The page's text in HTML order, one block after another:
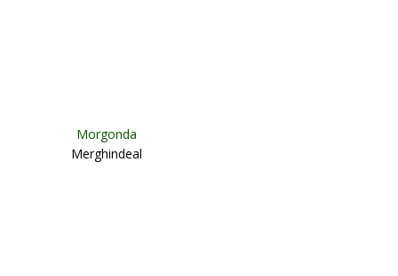
Morgonda
Merghindeal